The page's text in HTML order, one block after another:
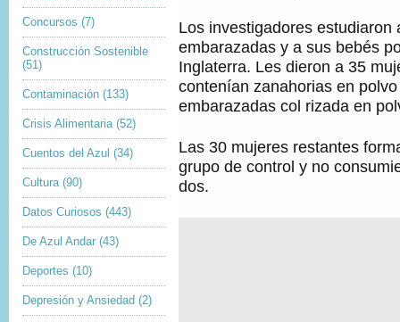
Concursos (7)
Construcción Sostenible
(51)
Contaminación (133)
Crisis Alimentaria (52)
Cuentos del Azul (34)
Cultura (90)
Datos Curiosos (443)
De Azul Andar (43)
Deportes (10)
Depresión y Ansiedad (2)
Los investigadores estudiaron
embarazadas y a sus bebés
Inglaterra. Les dieron a 35
contenían zanahorias en
embarazadas col rizada en
Las 30 mujeres restantes
grupo de control y no
dos.